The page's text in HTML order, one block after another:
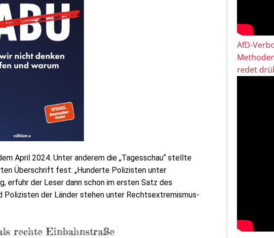
April 2024. Unter anderem die „Tagesschau“ stellte
Überschrift fest: „Hunderte Polizisten unter
erfuhr der Leser dann schon im ersten Satz des
der Länder stehen unter Rechtsextremismus-
rechte Einbahnstraße
AfD-
redet